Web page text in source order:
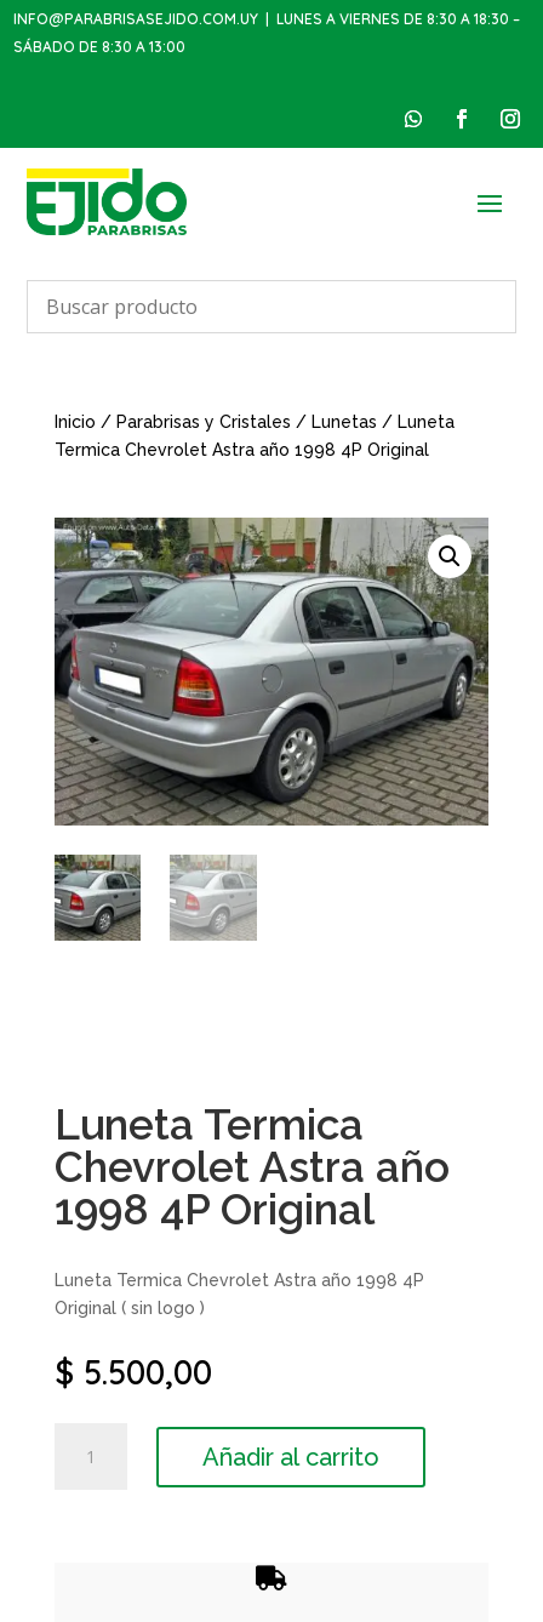
INFO@PARABRISASEJIDO.COM.UY | LUNES A VIERNES DE 8:30 A 18:30 –
SÁBADO DE 8:30 A 13:00
Inicio / Parabrisas y Cristales / Lunetas / Luneta
Termica Chevrolet Astra año 1998 4P Original
Luneta Termica
Chevrolet Astra año
1998 4P Original
Luneta Termica Chevrolet Astra año 1998 4P
Original ( sin logo )
$ 5.500,00
Termica
Añadir al carrito
